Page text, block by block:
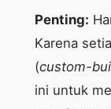
berdasarka
Penting:
Karena
(custom-
ini untuk